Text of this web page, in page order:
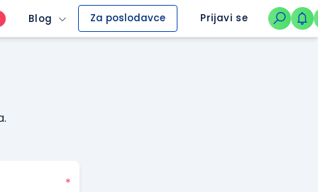
Blog Za poslodavce Prijavi se
*